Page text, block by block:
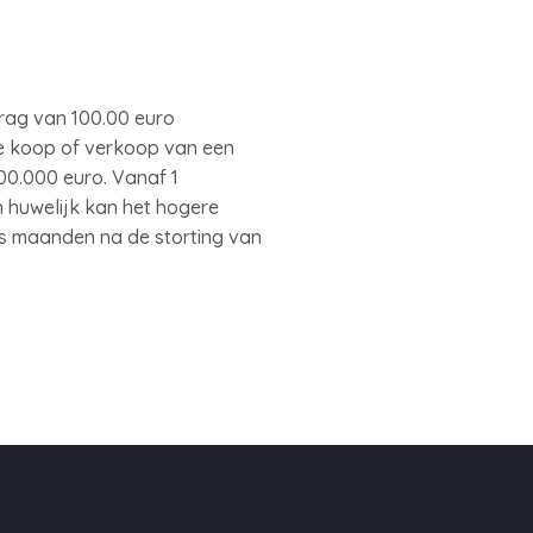
van 100.00 euro
koop of verkoop van een
euro. Vanaf 1
huwelijk kan het hogere
maanden na de storting van